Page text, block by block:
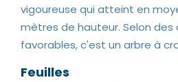
vigoureuse qui atteint en
mètres de hauteur. Selon des
favorables, c'est un arbre à
Feuilles